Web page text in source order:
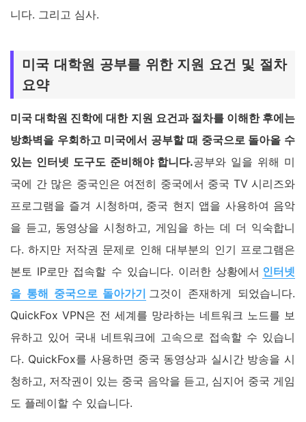
니다. 그리고 심사.
미국 대학원 공부를 위한 지원 요건 및 절차
요약
미국 대학원 진학에 대한 지원 요건과 절차를 이해한 후에는
방화벽을 우회하고 미국에서 공부할 때 중국으로 돌아올 수
있는 인터넷 도구도 준비해야 합니다.공부와 일을 위해 미
국에 간 많은 중국인은 여전히 중국에서 중국 TV 시리즈와
프로그램을 즐겨 시청하며, 중국 현지 앱을 사용하여 음악
을 듣고, 동영상을 시청하고, 게임을 하는 데 더 익숙합니
다. 하지만 저작권 문제로 인해 대부분의 인기 프로그램은
본토 IP로만 접속할 수 있습니다. 이러한 상황에서 인터넷
을 통해 중국으로 돌아가기 그것이 존재하게 되었습니다.
QuickFox VPN은 전 세계를 망라하는 네트워크 노드를 보
유하고 있어 국내 네트워크에 고속으로 접속할 수 있습니
다. QuickFox를 사용하면 중국 동영상과 실시간 방송을 시
청하고, 저작권이 있는 중국 음악을 듣고, 심지어 중국 게임
도 플레이할 수 있습니다.